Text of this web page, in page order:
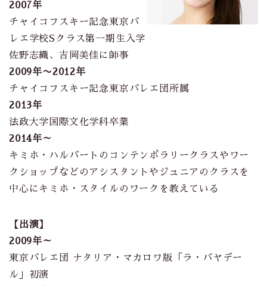
2007年
チャイコフスキー記念東京バ
レエ学校Sクラス第一期生入学
佐野志織、吉岡美佳に師事
2009年〜2012年
チャイコフスキー記念東京バレエ団所属
2013年
法政大学国際文化学科卒業
2014年～
キミホ・ハルバートのコンテンポラリークラスやワー
クショップなどのアシスタントやジュニアのクラスを
中心にキミホ・スタイルのワークを教えている
【出演】
2009年～
東京バレエ団 ナタリア・マカロワ版「ラ・バヤデー
ル」初演